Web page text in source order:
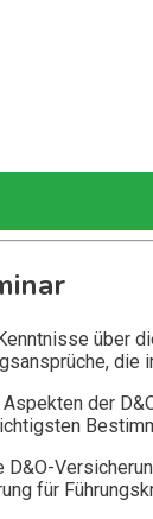
über
die
der
für